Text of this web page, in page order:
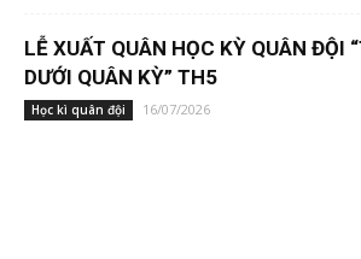
LỄ XUẤT QUÂN HỌC KỲ QUÂN ĐỘI
DƯỚI QUÂN KỲ” TH5
Học kì quân đội 16/07/2026